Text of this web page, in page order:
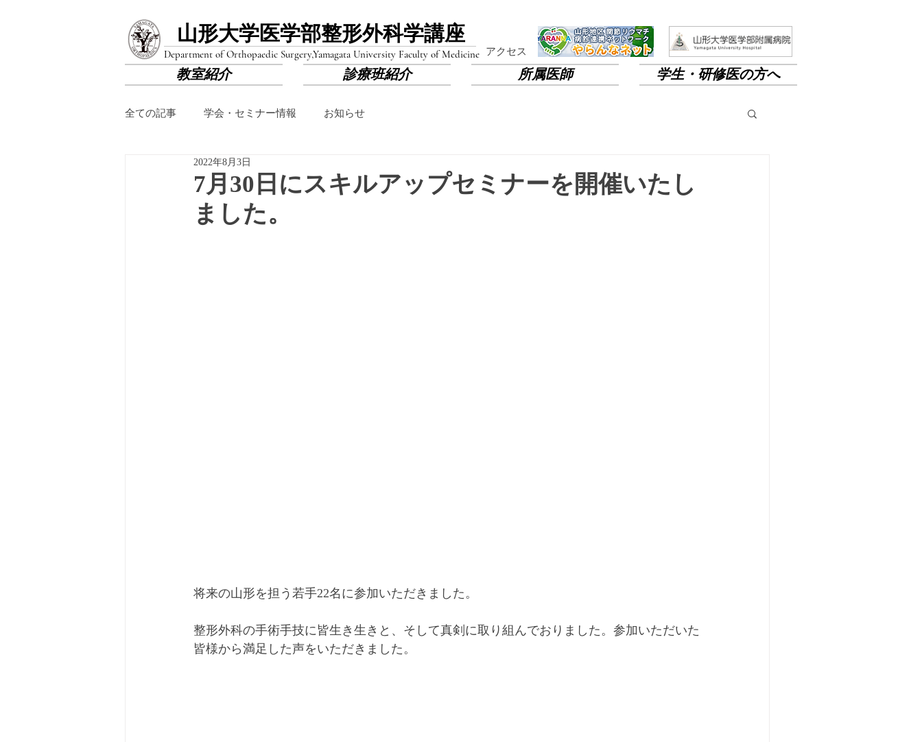
山形大学医学部​整形外科学講座
Department of Orthopaedic Surgery,Yamagata University Faculty of Medicine ​アクセス
教室紹介 診療班紹介 所属医師 学生・研修医の方へ
全ての記事 学会・セミナー情報 お知らせ
7月30日にスキルアップセミナーを開催いたし
ました。
2022年8月3日
将来の山形を担う若手22名に参加いただきました。
整形外科の手術手技に皆生き生きと、そして真剣に取り組んでおりました。参加いただいた
皆様から満足した声をいただきました。